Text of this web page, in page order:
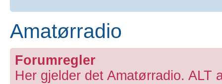
Amatørradio
Forumregler
Her gjelder det Amatørradio. ALT